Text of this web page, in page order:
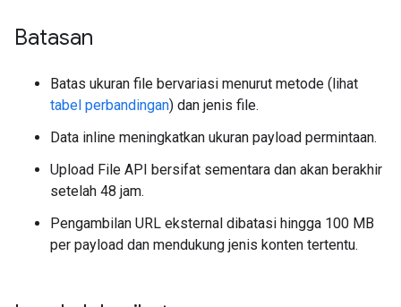
Batasan
Batas ukuran file bervariasi menurut metode (lihat
tabel perbandingan) dan jenis file.
Data inline meningkatkan ukuran payload permintaan.
Upload File API bersifat sementara dan akan berakhir
setelah 48 jam.
Pengambilan URL eksternal dibatasi hingga 100 MB
per payload dan mendukung jenis konten tertentu.